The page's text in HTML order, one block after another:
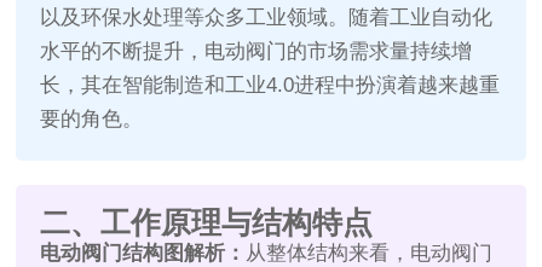
以及环保水处理等众多工业领域。随着工业自动化
水平的不断提升，电动阀门的市场需求量持续增
长，其在智能制造和工业4.0进程中扮演着越来越重
要的角色。
二、工作原理与结构特点
电动阀门结构图解析： 从整体结构来看，电动阀门